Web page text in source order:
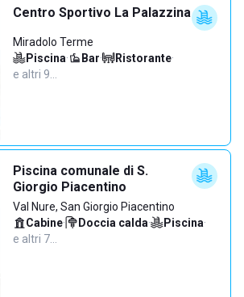
Centro Sportivo La Palazzina
Miradolo Terme
Piscina· Bar· Ristorante·
e altri 9…
Piscina comunale di S.
Giorgio Piacentino
Val Nure, San Giorgio Piacentino
Cabine· Doccia calda· Piscina·
e altri 7…